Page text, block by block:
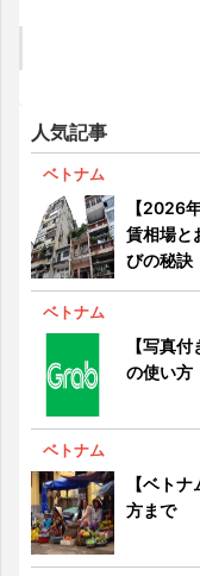
【スペシャルイ
人気記事
ベトナム
【2026
賃相場と
びの秘訣
ベトナム
【写真
の使い方
ベトナム
【ベト
方まで